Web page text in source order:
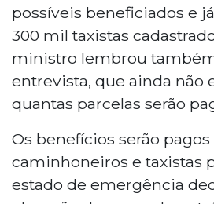
possíveis beneficiados e
300 mil taxistas
ministro lembrou
entrevista, que ainda não
quantas parcelas serão
Os benefícios serão pagos
caminhoneiros e taxistas
estado de emergência